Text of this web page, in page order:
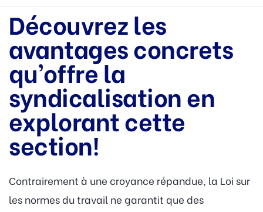
Découvrez les
avantages concrets
qu’offre la
syndicalisation en
explorant cette
section!
Contrairement à une croyance répandue, la Loi sur
les normes du travail ne garantit que des